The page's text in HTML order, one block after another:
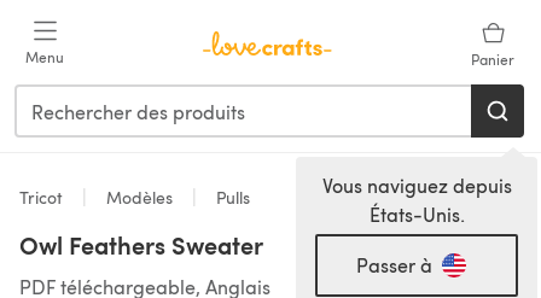
Menu Panier
Vous naviguez depuis
États-Unis.
Passer à
Tricot Modèles Pulls
Owl Feathers Sweater
PDF téléchargeable, Anglais